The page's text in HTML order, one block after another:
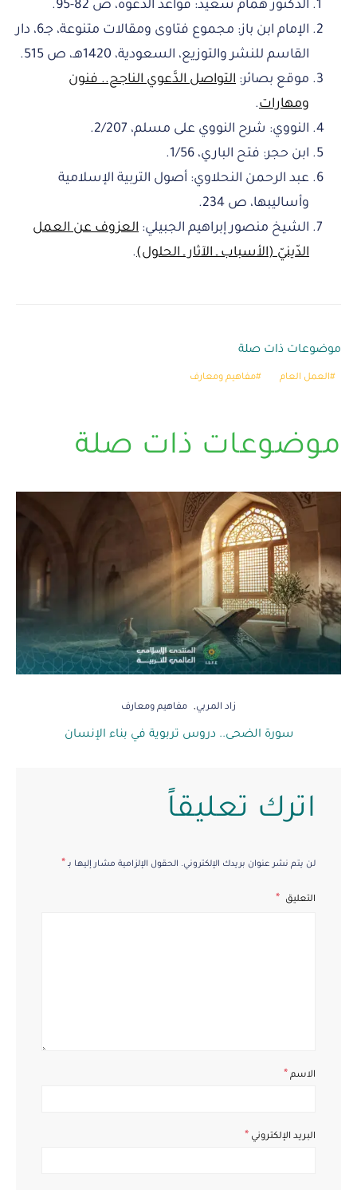
الدكتور همام سعيد: قواعد الدعوة، ص 82-95.
الإمام ابن باز: مجموع فتاوى ومقالات متنوعة، جـ6، دار
القاسم للنشر والتوزيع، السعودية، 1420هـ، ص 515.
موقع بصائر: التواصل الدَّعوي الناجح.. فنون
ومهارات.
النووي: شرح النووي على مسلم، 2/207.
ابن حجر: فتح الباري، 1/56.
عبد الرحمن النحلاوي: أصول التربية الإسلامية
وأساليبها، ص 234.
الشيخ منصور إبراهيم الجبيلي: العزوف عن العمل
الدّينيّ (الأسباب ـ الآثار ـ الحلول).
موضوعات ذات صلة
العمل العام مفاهيم ومعارف
موضوعات ذات صلة
زاد المربي مفاهيم ومعارف
سورة الضحى.. دروس تربوية في بناء الإنسان
اترك تعليقاً
لن يتم نشر عنوان بريدك الإلكتروني. الحقول الإلزامية مشار إليها بـ *
التعليق
الاسم *
البريد الإلكتروني *